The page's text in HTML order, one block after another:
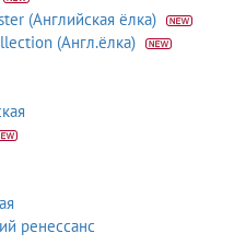
(Английская ёлка)
(Англ.ёлка)
ренессанс